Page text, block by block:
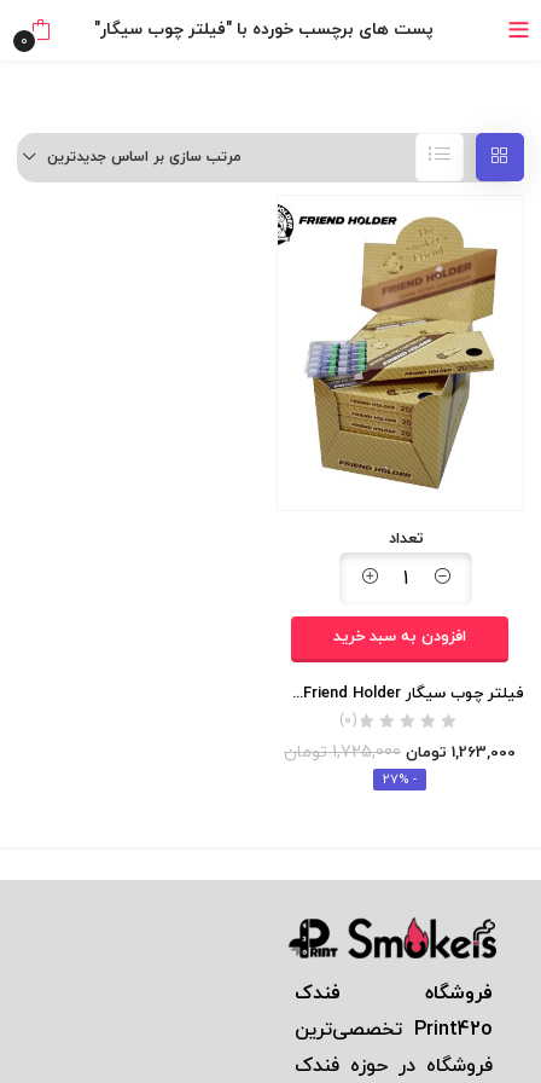
خرید قسطی با ترب‌پی
بدون ضامن، بدون سود
خرید قسطی با ترب‌پی
پست های برچسب خورده با "فیلتر چوب سیگار" 0
مرتب سازی بر اساس جدیدترین
تعداد
افزودن به سبد خرید
فیلتر چوب سیگار Friend Holder (20 عددی) اصلی (اورجینال)
(0)
1,263,000 تومان 1,725,000 تومان
- 27%
فروشگاه فندک
Print42o تخصصی‌ترين
فروشگاه در حوزه فندک